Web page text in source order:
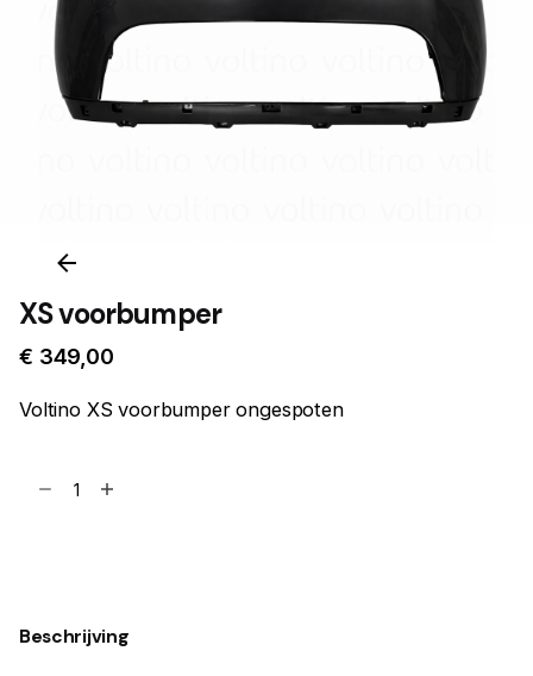
XS voorbumper
€ 349,00
Voltino XS voorbumper ongespoten
voorbumper
Beschrijving